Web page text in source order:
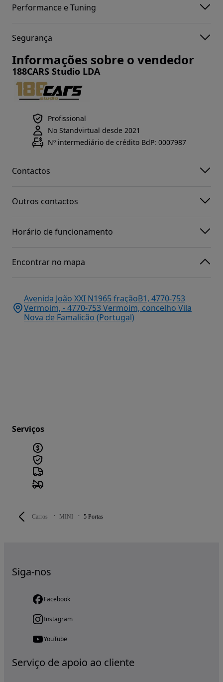
Carros MINI 5 Portas
Performance e Tuning
Segurança
Informações sobre o vendedor
188CARS Studio LDA
Profissional
No Standvirtual desde 2021
Nº intermediário de crédito BdP: 0007987
Contactos
Outros contactos
Horário de funcionamento
Encontrar no mapa
Avenida João XXI N1965 fraçãoB1, 4770-753
Vermoim, - 4770-753 Vermoim, concelho Vila
Nova de Famalicão (Portugal)
Serviços
Siga-nos
Facebook
Instagram
YouTube
Serviço de apoio ao cliente